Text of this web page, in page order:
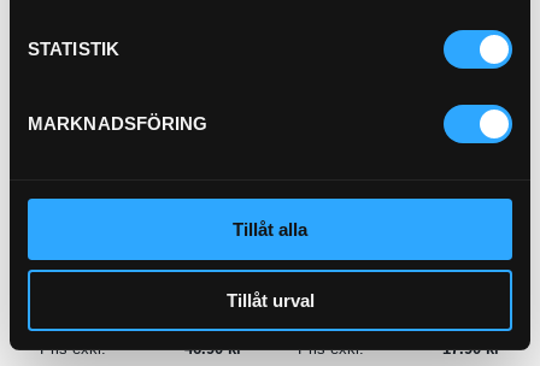
STATISTIK
MARKNADSFÖRING
Tillåt alla
Tillåt urval
Pris exkl. 159.00
Pris exkl. 46.90 Pris exkl. 17.90